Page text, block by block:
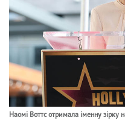
Наомі Воттс отримала іменну зірку